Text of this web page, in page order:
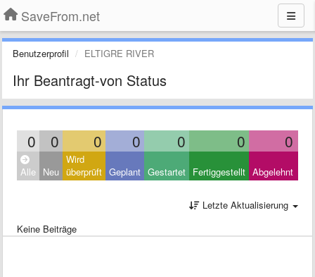
SaveFrom.net
Benutzerprofil ELTIGRE RIVER
Ihr Beantragt-von Status
0 0 0 0 0 0 0
Alle Neu
Wird
überprüft Geplant Gestartet Fertiggestellt Abgelehnt
Letzte Aktualisierung
Keine Beiträge